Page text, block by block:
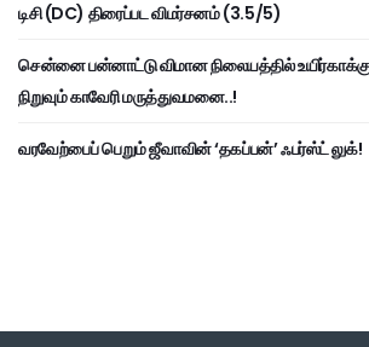
டிசி (DC) திரைப்பட விமர்சனம் (3.5/5)
சென்னை பன்னாட்டு விமான நிலையத்தில்
நிறுவும் காவேரி மருத்துவமனை..!
வரவேற்பைப் பெறும் ஜீவாவின் ‘தகப்பன்’ ஃபர்ஸ்ட் லுக்!